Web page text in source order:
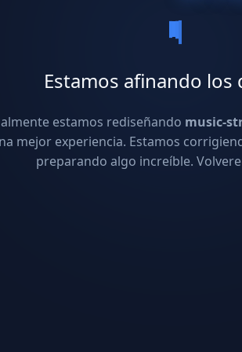
Estamos afinando los
estamos rediseñando music-
mejor experiencia. Estamos
preparando algo increíble.